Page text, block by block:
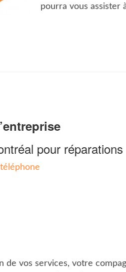
pourra vous assister
pour réparations
de vos services, votre